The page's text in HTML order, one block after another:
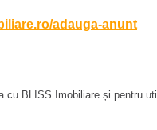
adauga-anunt
cu BLISS Imobiliare și pentru